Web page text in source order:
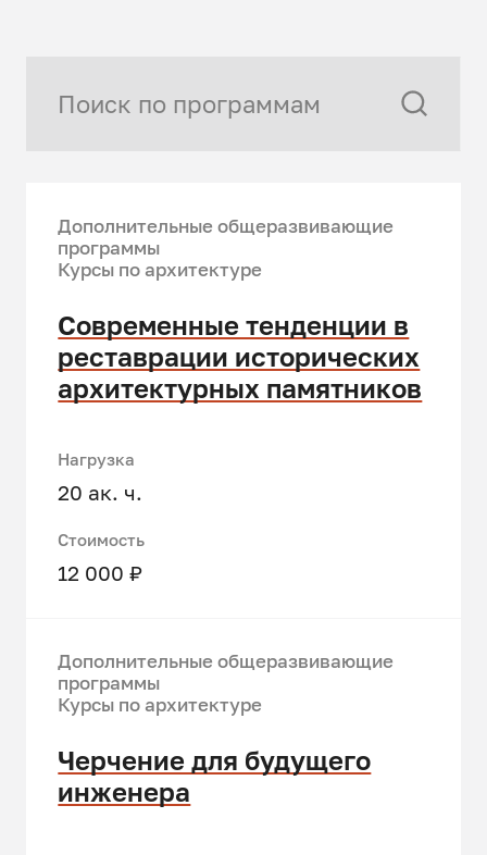
Дополнительные общеразвивающие
программы
Курсы по архитектуре
Современные тенденции в
реставрации исторических
архитектурных памятников
Нагрузка
20 ак. ч.
Стоимость
12 000 ₽
Дополнительные общеразвивающие
программы
Курсы по архитектуре
Черчение для будущего
инженера